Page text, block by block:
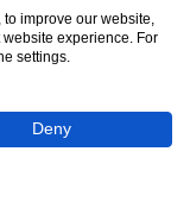
improve our website,
experience. For
settings.
Deny